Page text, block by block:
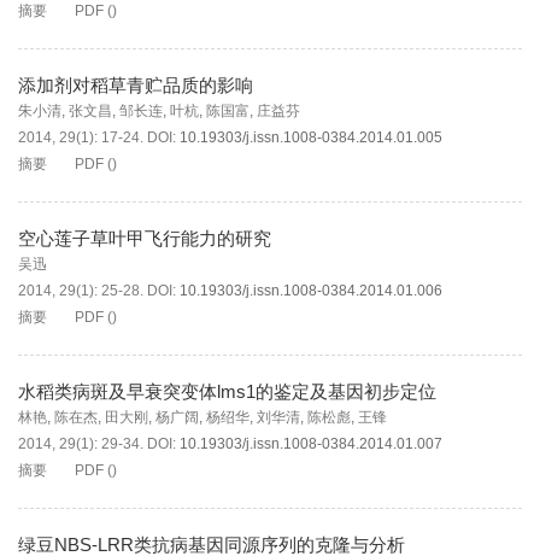
摘要
PDF ()
添加剂对稻草青贮品质的影响
朱小清, 张文昌, 邹长连, 叶杭, 陈国富, 庄益芬
2014, 29(1): 17-24. DOI: 10.19303/j.issn.1008-0384.2014.01.005
摘要
PDF ()
空心莲子草叶甲飞行能力的研究
吴迅
2014, 29(1): 25-28. DOI: 10.19303/j.issn.1008-0384.2014.01.006
摘要
PDF ()
水稻类病斑及早衰突变体lms1的鉴定及基因初步定位
林艳, 陈在杰, 田大刚 , 杨广阔 , 杨绍华, 刘华清, 陈松彪, 王锋
2014, 29(1): 29-34. DOI: 10.19303/j.issn.1008-0384.2014.01.007
摘要
PDF ()
绿豆NBS-LRR类抗病基因同源序列的克隆与分析